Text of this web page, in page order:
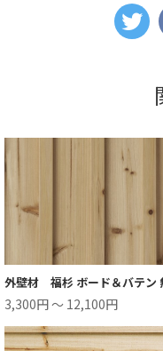
外壁材 福杉 ボード＆バテン
3,300円 ～ 12,100円